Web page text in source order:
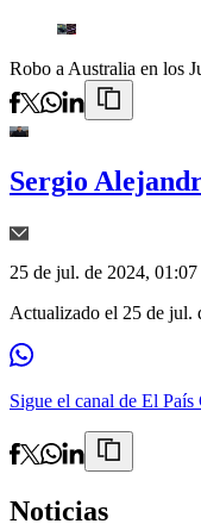
Robo a Australia en los
Sergio
25 de jul. de 2024, 01:07
Actualizado el 25 de jul.
Sigue el canal de El
Noticias